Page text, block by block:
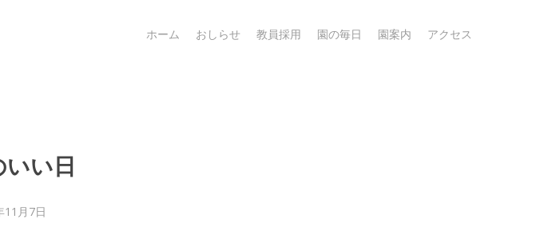
ホーム おしらせ 教員採用 園の毎日 園案内 アクセス
いい日
11月7日